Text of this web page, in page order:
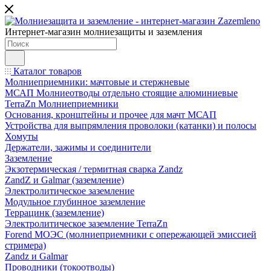
Интернет-магазин молниезащиты и заземления
Каталог товаров
Молниеприемники: мачтовые и стержневые
МСАП Молниеотводы отдельно стоящие алюминиевые
TerraZn Молниеприемники
Основания, кронштейны и прочее для мачт МСАП
Устройства для выпрямления проволоки (катанки) и полосы
Хомуты
Держатели, зажимы и соединители
Заземление
Экзотермическая / термитная сварка Zandz
ZandZ и Galmar (заземление)
Электролитическое заземление
Модульное глубинное заземление
Террацинк (заземление)
Электролитическое заземление TerraZn
Forend МОЭС (молниеприемники с опережающей эмиссией
стримера)
Zandz и Galmar
Проводники (токоотводы)